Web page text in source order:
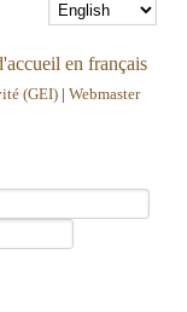
en français
(GEI)| Webmaster